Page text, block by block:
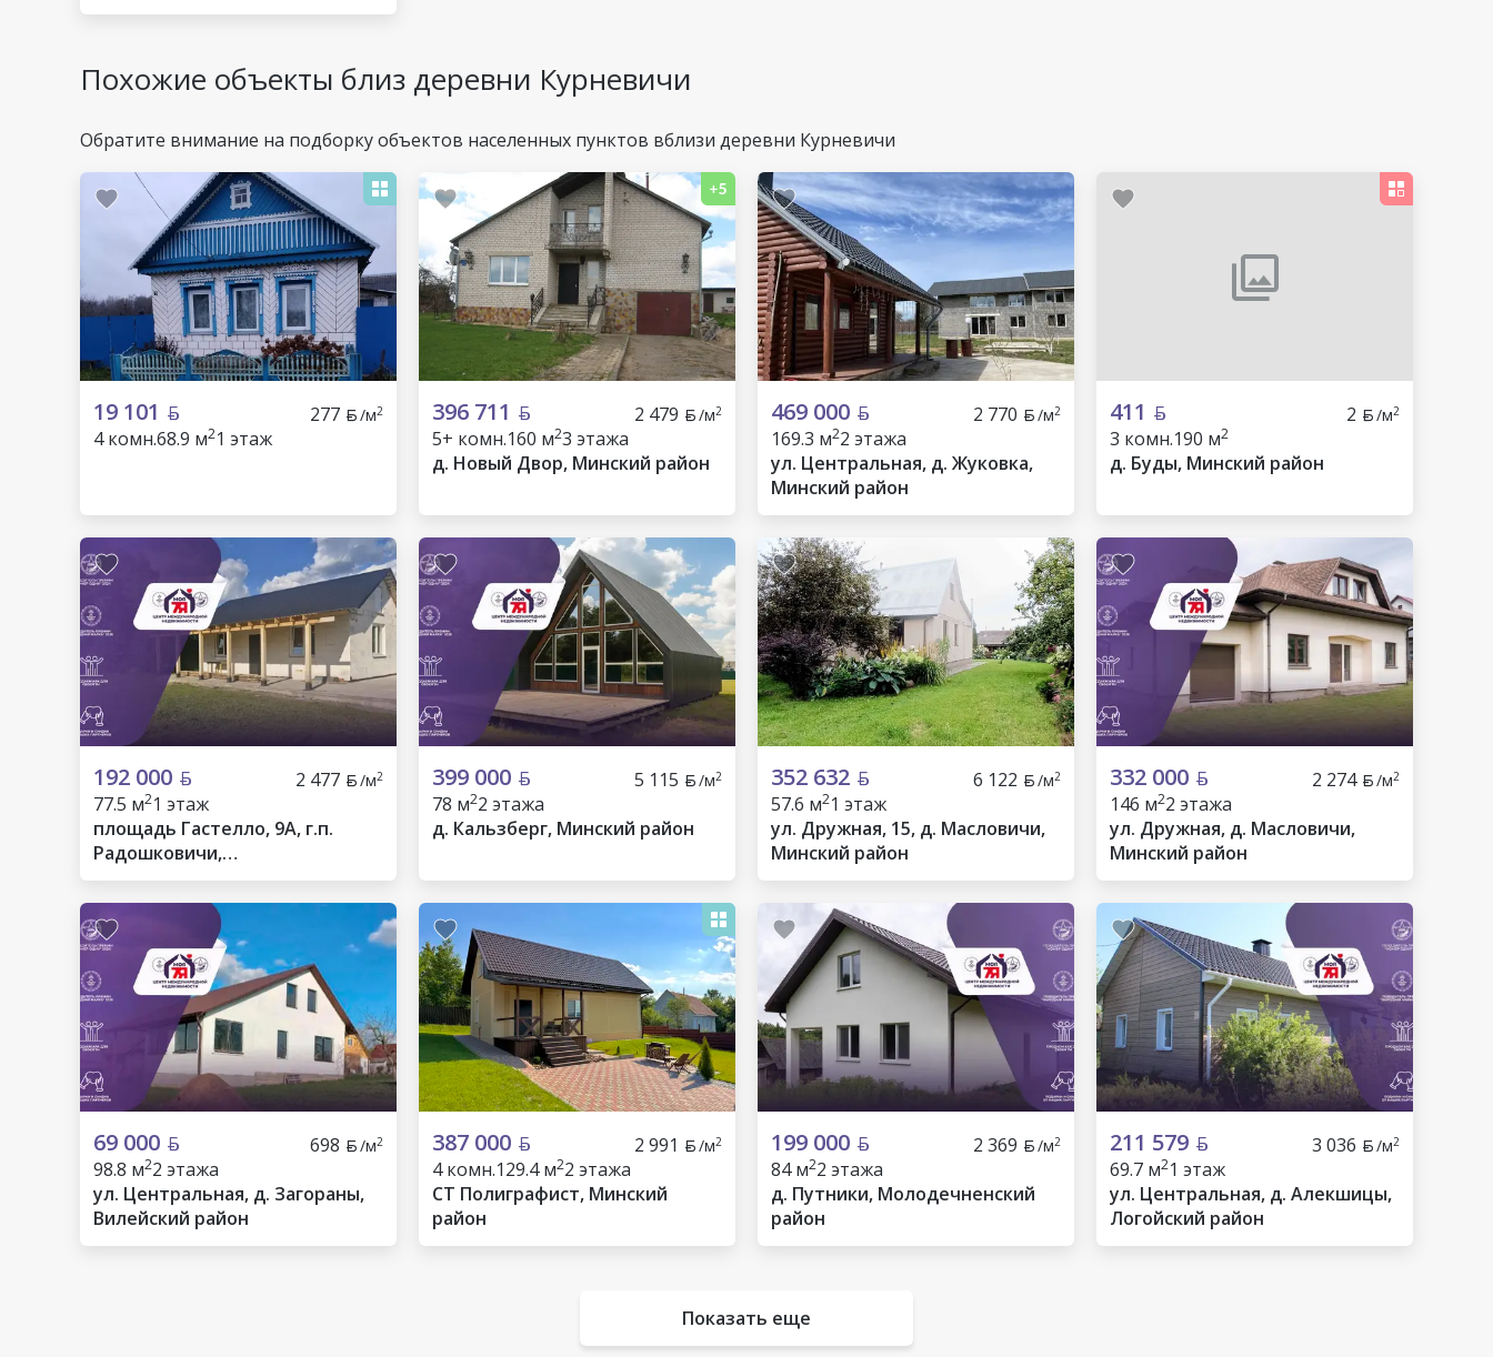
Похожие объекты близ деревни Курневичи
Обратите внимание на подборку объектов населенных пунктов вблизи деревни Курневичи
19 101 277 /м2
4 комн.68.9 м21 этаж
396 711 2 479 /м2
5+ комн.160 м23 этажа
д. Новый Двор, Минский район
469 000 2 770 /м2
169.3 м22 этажа
ул. Центральная, д. Жуковка,
Минский район
411 2 /м2
3 комн.190 м2
д. Буды, Минский район
192 000 2 477 /м2
77.5 м21 этаж
площадь Гастелло, 9А, г.п.
Радошковичи,
Молодечненский район
399 000 5 115 /м2
78 м22 этажа
д. Кальзберг, Минский район
352 632 6 122 /м2
57.6 м21 этаж
ул. Дружная, 15, д. Масловичи,
Минский район
332 000 2 274 /м2
146 м22 этажа
ул. Дружная, д. Масловичи,
Минский район
69 000 698 /м2
98.8 м22 этажа
ул. Центральная, д. Загораны,
Вилейский район
387 000 2 991 /м2
4 комн.129.4 м22 этажа
СТ Полиграфист, Минский
район
199 000 2 369 /м2
84 м22 этажа
д. Путники, Молодечненский
район
211 579 3 036 /м2
69.7 м21 этаж
ул. Центральная, д. Алекшицы,
Логойский район
Показать еще